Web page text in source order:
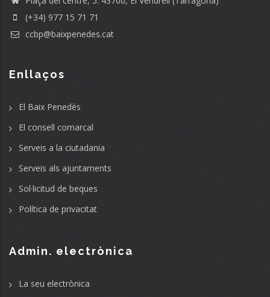
(+34) 977 15 71 71
ccbp@baixpenedes.cat
Enllaços
El Baix Penedès
El consell comarcal
Serveis a la ciutadania
Serveis als ajuntaments
Sol·licitud de beques
Política de privacitat
Admin. electrònica
La seu electrònica